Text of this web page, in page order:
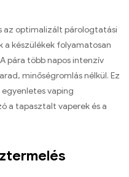
az optimalizált párologtatási
a készülékek folyamatosan
pára több napos intenzív
minőségromlás nélkül. Ez
vaping
a tapasztalt vaperek és a